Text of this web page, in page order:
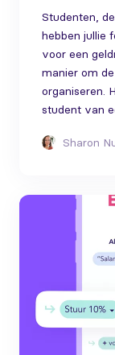
Studenten,
hebben jullie
voor een
manier om
organiseren.
student van
Sharon